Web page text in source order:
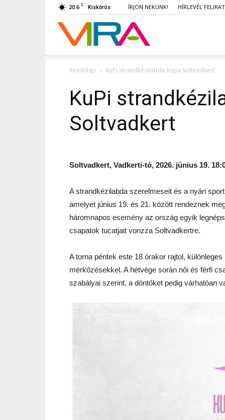
20.6 C Kiskőrös ÍRJON NEKÜNK! HÍRLEVÉL
VIRA
Kezdőlap KuPi strandkézilabda kupa Soltvadkert
KuPi
Soltvadkert
Soltvadkert, Vadkerti-tó, 2026. június 19.
A strandkézilabda szerelmeseit és a nyári
amelyet június 19. és 21. között rendeznek
háromnapos esemény az ország egyik
csapatok tucatjait vonzza Soltvadkertre.
A torna péntek este 18 órakor rajtol,
mérkőzésekkel. A hétvége során női és férfi
szabályai szerint, a döntőket pedig várhatóan